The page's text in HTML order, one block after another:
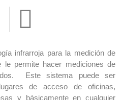
infrarroja para la medición de
le permite hacer mediciones de
Este sistema puede ser
de acceso de oficinas,
y básicamente en cualquier